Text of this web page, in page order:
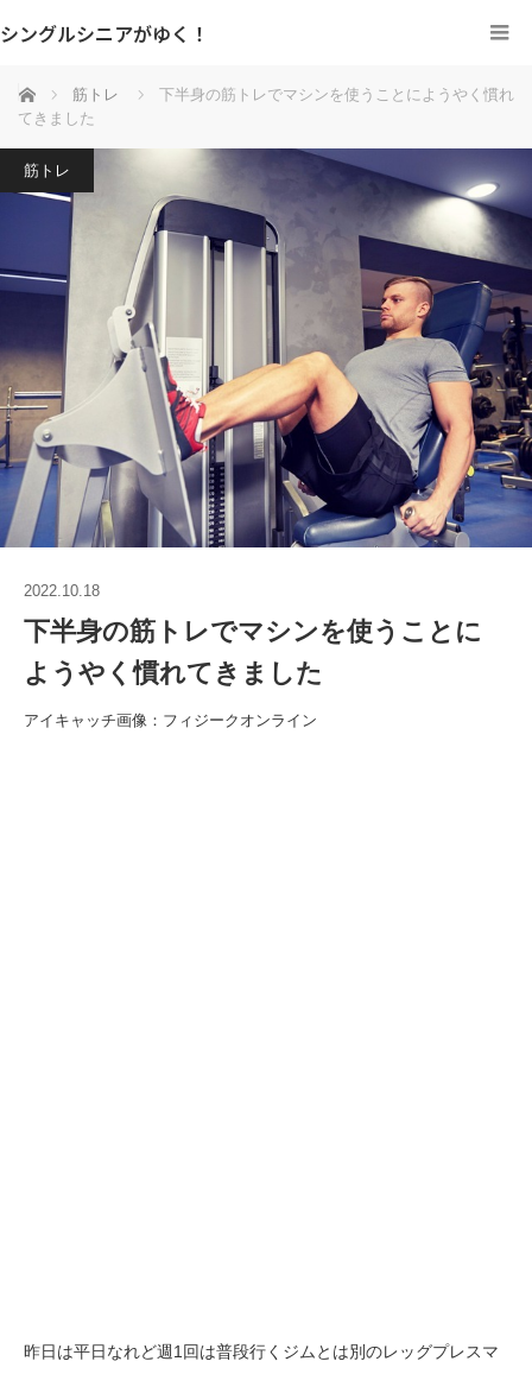
シングルシニアがゆく！
ホーム 筋トレ
下半身の筋トレでマシンを使うことにようやく慣れ
てきました
筋トレ
2022.10.18
下半身の筋トレでマシンを使うことに
ようやく慣れてきました
アイキャッチ画像：フィジークオンライン
昨日は平日なれど週1回は普段行くジムとは別のレッグプレスマ